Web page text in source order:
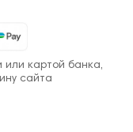
или картой банка,
сайта